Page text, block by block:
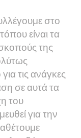
στο
είναι τα
της
τις ανάγκες
σε αυτά τα
του
για την